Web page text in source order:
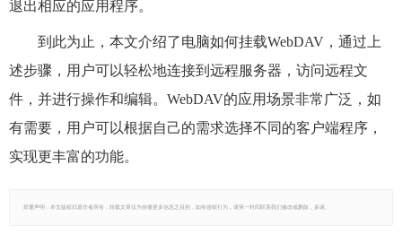
退出相应的应用程序。
到此为止，本文介绍了电脑如何挂载WebDAV，通过上
述步骤，用户可以轻松地连接到远程服务器，访问远程文
件，并进行操作和编辑。WebDAV的应用场景非常广泛，如
有需要，用户可以根据自己的需求选择不同的客户端程序，
实现更丰富的功能。
郑重声明：本文版权归原作者所有，转载文章仅为传播更多信息之目的，如有侵权行为，请第一时间联系我们修改或删除，多谢。